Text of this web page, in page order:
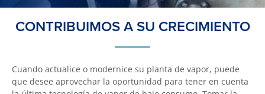
CONTRIBUIMOS A SU CRECIMIENTO
Cuando actualice o modernice su planta de vapor, puede
que desee aprovechar la oportunidad para tener en cuenta